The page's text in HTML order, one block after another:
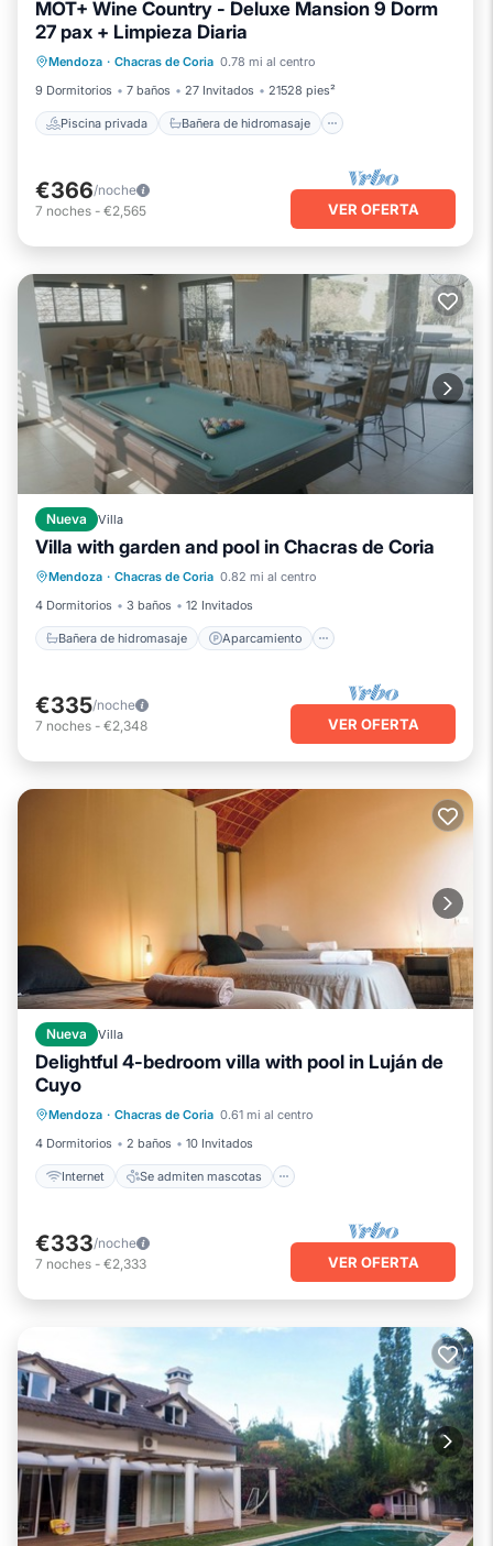
MOT+ Wine Country - Deluxe Mansion 9 Dorm
27 pax + Limpieza Diaria
Mendoza · Chacras de Coria 0.78 mi al centro
9 Dormitorios
7 baños 27 Invitados 21528 pies²
Piscina privada Bañera de hidromasaje
Piscina privada
Bañera de hidromasaje
Aparcamiento
Piscina
€366/noche
7 noches - €2,565 VER OFERTA
Nueva Villa
Villa with garden and pool in Chacras de Coria
Mendoza · Chacras de Coria 0.82 mi al centro
4 Dormitorios
3 baños 12 Invitados
Bañera de hidromasaje Aparcamiento
Bañera de hidromasaje
Aparcamiento
Piscina
Balcón/Terraza
€335/noche
7 noches - €2,348 VER OFERTA
Nueva Villa
Delightful 4-bedroom villa with pool in Luján de
Cuyo
Mendoza · Chacras de Coria 0.61 mi al centro
4 Dormitorios
2 baños 10 Invitados
Internet Se admiten mascotas
Apto para niños
Ropa de cama
€333/noche
7 noches - €2,333 VER OFERTA